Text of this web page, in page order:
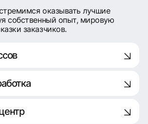
оказывать лучшие
собственный опыт, мировую
заказчиков.